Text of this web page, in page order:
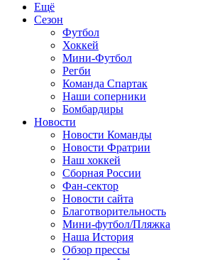
Ещё
Сезон
Футбол
Хоккей
Мини-Футбол
Регби
Команда Спартак
Наши соперники
Бомбардиры
Новости
Новости Команды
Новости Фратрии
Наш хоккей
Сборная России
Фан-cектор
Новости сайта
Благотворительность
Мини-футбол/Пляжка
Наша История
Обзор прессы